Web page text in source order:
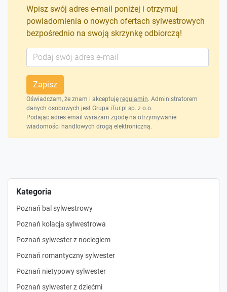
Kategoria
Poznań bal sylwestrowy
Poznań kolacja sylwestrowa
Poznań sylwester z noclegiem
Poznań romantyczny sylwester
Poznań nietypowy sylwester
Poznań sylwester z dziećmi
Wpisz swój adres e-mail poniżej i otrzymuj
powiadomienia o nowych ofertach sylwestrowych
bezpośrednio na swoją skrzynkę odbiorczą!
Zapisz
Oświadczam, że znam i akceptuję regulamin. Administratorem
danych osobowych jest Grupa iTur.pl sp. z o.o.
Podając adres email wyrażam zgodę na otrzymywanie
wiadomości handlowych drogą elektroniczną.